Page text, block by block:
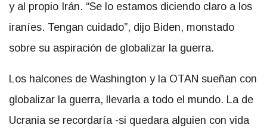
y al propio Irán. “Se lo estamos diciendo claro a los
iraníes. Tengan cuidado”, dijo Biden, monstado
sobre su aspiración de globalizar la guerra.
Los halcones de Washington y la OTAN sueñan con
globalizar la guerra, llevarla a todo el mundo. La de
Ucrania se recordaría -si quedara alguien con vida